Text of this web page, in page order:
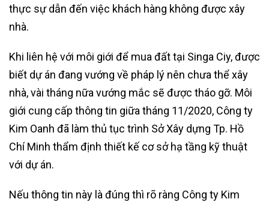
thực sự dẫn đến việc khách hàng không được xây
nhà.
Khi liên hệ với môi giới để mua đất tại Singa Ciy, được
biết dự án đang vướng về pháp lý nên chưa thể xây
nhà, vài tháng nữa vướng mắc sẽ được tháo gỡ. Môi
giới cung cấp thông tin giữa tháng 11/2020, Công ty
Kim Oanh đã làm thủ tục trình Sở Xây dựng Tp. Hồ
Chí Minh thẩm định thiết kế cơ sở hạ tầng kỹ thuật
với dự án.
Nếu thông tin này là đúng thì rõ ràng Công ty Kim